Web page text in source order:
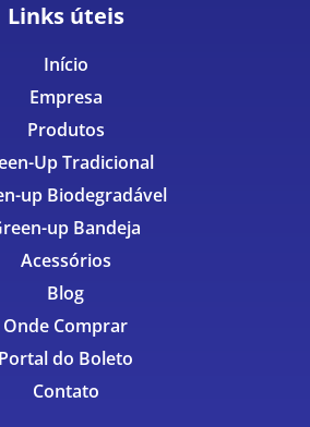
Links úteis
Início
Empresa
Produtos
Up Tradicional
up Biodegradável
up Bandeja
Acessórios
Blog
Onde Comprar
Portal do Boleto
Contato